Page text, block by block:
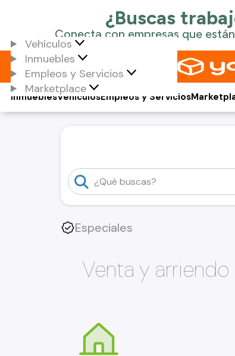
Vehículos
Inmuebles
Empleos y Servicios
Marketplace
Vehículos
Inmuebles Empleos y Servicios
Especiales
Venta y